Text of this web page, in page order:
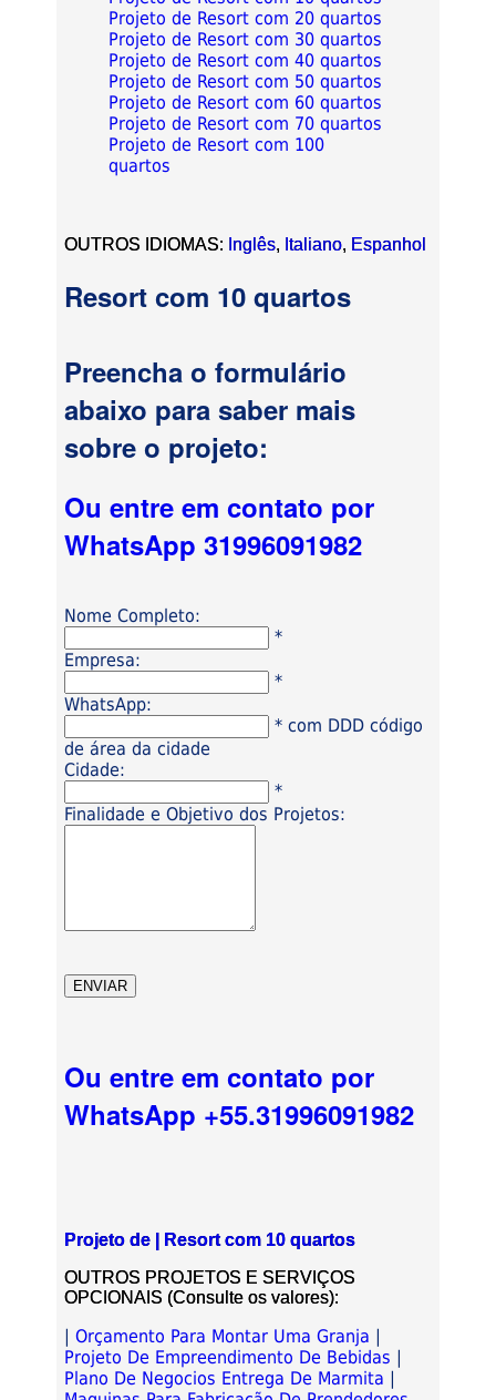
Projeto de Resort com 20 quartos
Projeto de Resort com 30 quartos
Projeto de Resort com 40 quartos
Projeto de Resort com 50 quartos
Projeto de Resort com 60 quartos
Projeto de Resort com 70 quartos
Projeto de Resort com 100
quartos
OUTROS IDIOMAS: Inglês, Italiano, Espanhol
Resort com 10 quartos
Preencha o formulário
abaixo para saber mais
sobre o projeto:
Ou entre em contato por
WhatsApp 31996091982
Nome Completo:
*
Empresa:
*
WhatsApp:
* com DDD código
de área da cidade
Cidade:
*
Finalidade e Objetivo dos Projetos:
Ou entre em contato por
WhatsApp +55.31996091982
Projeto de | Resort com 10 quartos
OUTROS PROJETOS E SERVIÇOS
OPCIONAIS (Consulte os valores):
|Orçamento Para Montar Uma Granja
Projeto De Empreendimento De Bebidas
Plano De Negocios Entrega De Marmita